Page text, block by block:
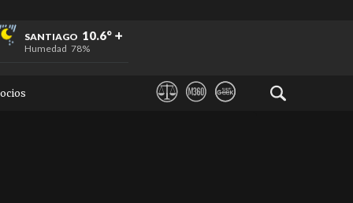
SANTIAGO 10.6°
Humedad 78%
+
+
+